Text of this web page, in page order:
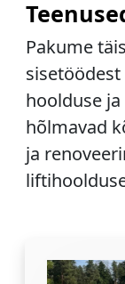
Pakume
hoolduse
hõlmavad
ja